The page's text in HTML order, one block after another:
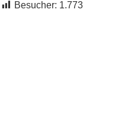
Besucher: 1.773